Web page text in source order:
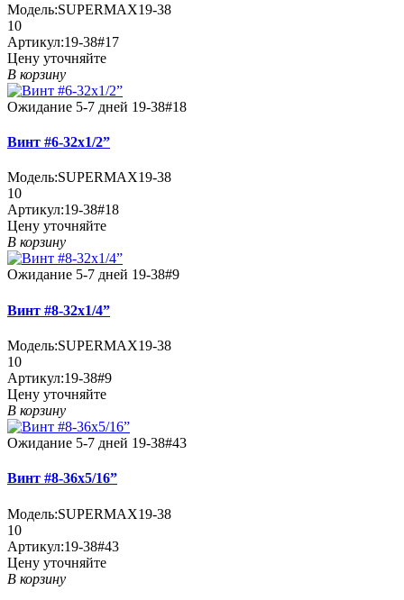
Модель:SUPERMAX19-38
10
Артикул:19-38#17
Цену уточняйте
В корзину
Ожидание 5-7 дней 19-38#18
Винт #6-32x1/2”
Модель:SUPERMAX19-38
10
Артикул:19-38#18
Цену уточняйте
В корзину
Ожидание 5-7 дней 19-38#9
Винт #8-32x1/4”
Модель:SUPERMAX19-38
10
Артикул:19-38#9
Цену уточняйте
В корзину
Ожидание 5-7 дней 19-38#43
Винт #8-36x5/16”
Модель:SUPERMAX19-38
10
Артикул:19-38#43
Цену уточняйте
В корзину